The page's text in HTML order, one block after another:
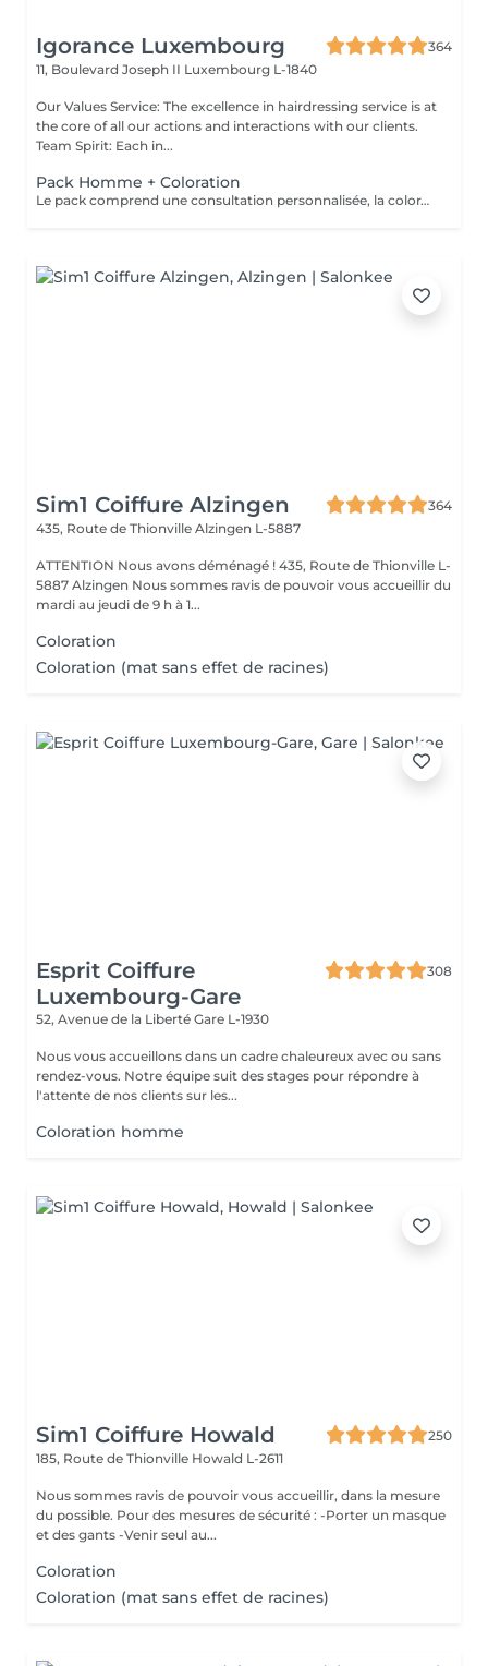
Igorance Luxembourg
364
11, Boulevard Joseph II Luxembourg L-1840
Our Values Service: The excellence in hairdressing service is at
the core of all our actions and interactions with our clients.
Team Spirit: Each in...
Pack Homme + Coloration
Le pack comprend une consultation personnalisée, la coloration avec les produits LOREAL PROFESSIONNEL , shampooing et conditionneur spécifiques REDKEN , la coupe IGORANCE ( finitions sur cheveux secs) , les produits de styling REDKEN * Tarifs à titre indicatifs à confirmer après la consultation personnalisée établit auprès de votre coiffeur/stylist/spécialiste * La direction se réserve le droit d’apporter des modifications pour le bon fonctionnement du salon
Sim1 Coiffure Alzingen
364
435, Route de Thionville Alzingen L-5887
ATTENTION Nous avons déménagé ! 435, Route de Thionville L-
5887 Alzingen Nous sommes ravis de pouvoir vous accueillir du
mardi au jeudi de 9 h à 1...
Coloration
Coloration (mat sans effet de racines)
Esprit Coiffure
Luxembourg-Gare
308
52, Avenue de la Liberté Gare L-1930
Nous vous accueillons dans un cadre chaleureux avec ou sans
rendez-vous. Notre équipe suit des stages pour répondre à
l'attente de nos clients sur les...
Coloration homme
Sim1 Coiffure Howald
250
185, Route de Thionville Howald L-2611
Nous sommes ravis de pouvoir vous accueillir, dans la mesure
du possible. Pour des mesures de sécurité : -Porter un masque
et des gants -Venir seul au...
Coloration
Coloration (mat sans effet de racines)